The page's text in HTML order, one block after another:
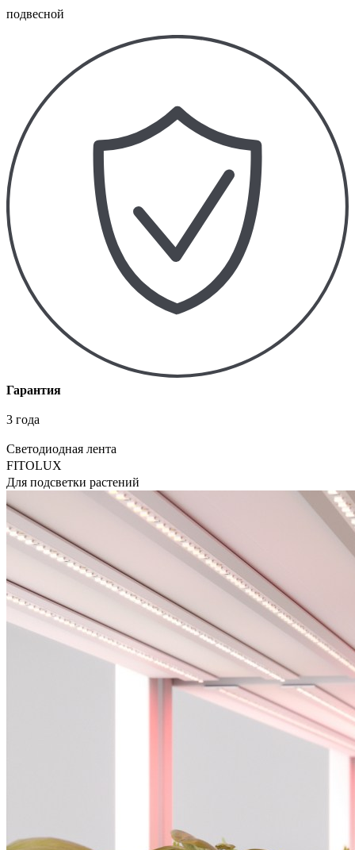
подвесной
Гарантия
3 года
Светодиодная лента
FITOLUX
Для подсветки растений